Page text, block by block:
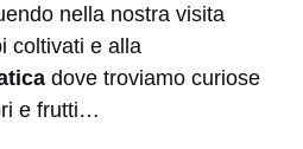
nella nostra visita
coltivati e alla
dove troviamo curiose
e frutti…